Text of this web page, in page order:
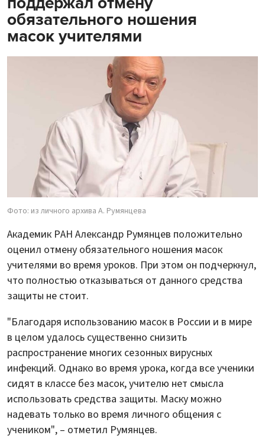
обязательного ношения
масок учителями
Фото: из личного архива А. Румянцева
Академик РАН Александр Румянцев положительно
оценил отмену обязательного ношения масок
учителями во время уроков. При этом он подчеркнул,
что полностью отказываться от данного средства
защиты не стоит.
"Благодаря использованию масок в России и в мире
в целом удалось существенно снизить
распространение многих сезонных вирусных
инфекций. Однако во время урока, когда все ученики
сидят в классе без масок, учителю нет смысла
использовать средства защиты. Маску можно
надевать только во время личного общения с
учеником", – отметил Румянцев.